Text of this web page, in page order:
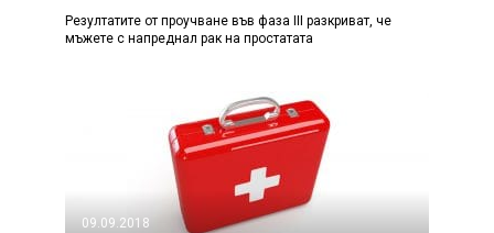
Резултатите от проучване във фаза III разкриват, че
мъжете с напреднал рак на простатата
09.09.2018